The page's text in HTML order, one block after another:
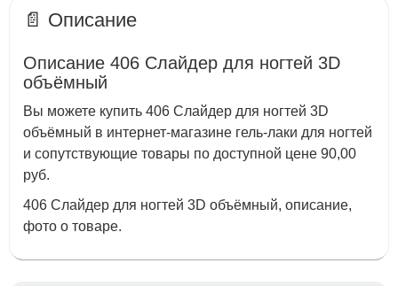
📄 Описание
Описание 406 Слайдер для ногтей 3D
объёмный
Вы можете купить 406 Слайдер для ногтей 3D
объёмный в интернет-магазине гель-лаки для ногтей
и сопутствующие товары по доступной цене 90,00
руб.
406 Слайдер для ногтей 3D объёмный, описание,
фото о товаре.